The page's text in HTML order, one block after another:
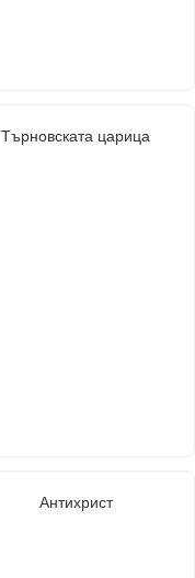
Търновската царица
Антихрист